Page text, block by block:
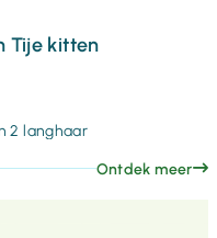
Tije kitten
2 langhaar
Ontdek meer